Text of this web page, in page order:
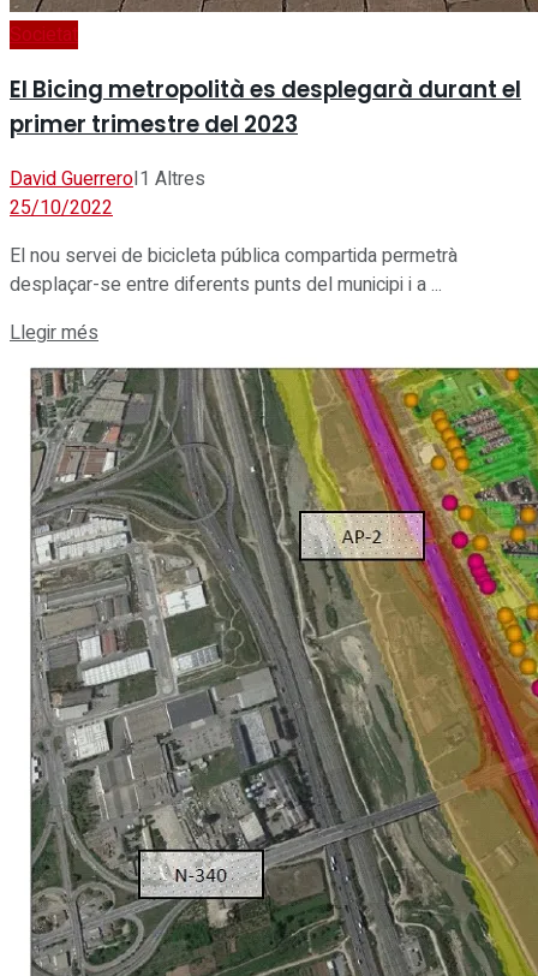
Societat
El Bicing metropolità es desplegarà durant el
primer trimestre del 2023
David GuerreroI1 Altres
25/10/2022
El nou servei de bicicleta pública compartida permetrà
desplaçar-se entre diferents punts del municipi i a ...
Llegir més